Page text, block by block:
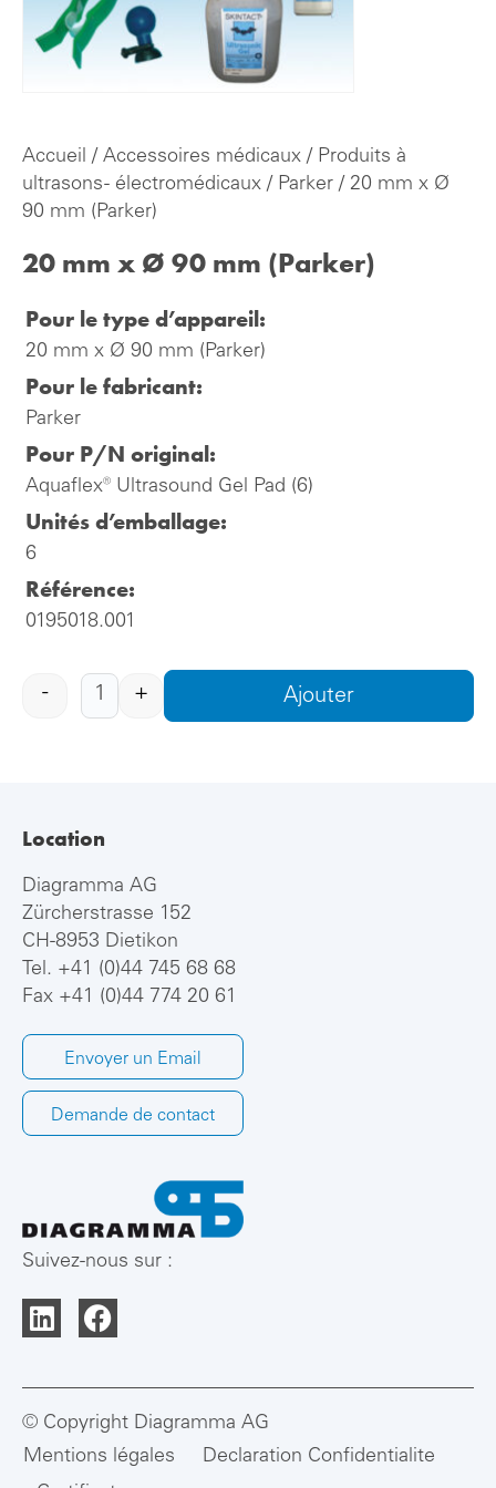
Accueil / Accessoires médicaux / Produits à
ultrasons - électromédicaux / Parker / 20 mm x Ø
90 mm (Parker)
20 mm x Ø 90 mm (Parker)
Pour le type d’appareil:
20 mm x Ø 90 mm (Parker)
Pour le fabricant:
Parker
Pour P/N original:
Aquaflex® Ultrasound Gel Pad (6)
Unités d’emballage:
6
Référence:
0195018.001
- + Ajouter
Location
Diagramma AG
Zürcherstrasse 152
CH-8953 Dietikon
Tel. +41 (0)44 745 68 68
Fax +41 (0)44 774 20 61
Envoyer un Email
Demande de contact
Suivez-nous sur :
© Copyright Diagramma AG
Mentions légales
Declaration Confidentialite